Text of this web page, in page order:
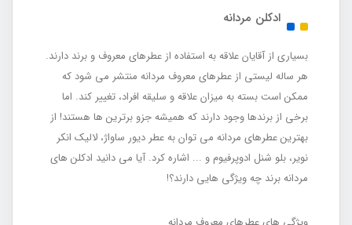
ادکلن مردانه
بسیاری از آقایان علاقه به استفاده از عطرهای معروف و برند دارند.
هر ساله لیستی از عطرهای معروف مردانه منتشر می شود که
ممکن است بسته به میزان علاقه و سلیقه افراد، تغییر کند. اما
برخی از برندها وجود دارند که همیشه جزو برترین ها هستند! از
بهترین عطرهای مردانه می توان به عطر دیور ساواژ، لالیک انکر
نویر، بلو شنل ادوپرفیوم و ... اشاره کرد. آیا می دانید ادکلن های
مردانه برند چه ویژگی هایی دارند؟!